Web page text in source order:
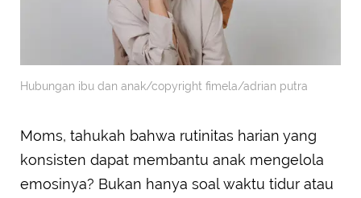
Hubungan ibu dan anak/copyright fimela/adrian putra
Moms, tahukah bahwa rutinitas harian yang
konsisten dapat membantu anak mengelola
emosinya? Bukan hanya soal waktu tidur atau